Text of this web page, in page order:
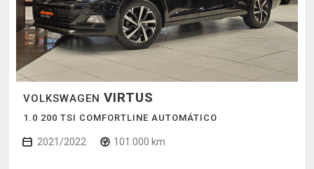
VOLKSWAGEN VIRTUS
1.0 200 TSI COMFORTLINE AUTOMÁTICO
2021/2022 101.000 km